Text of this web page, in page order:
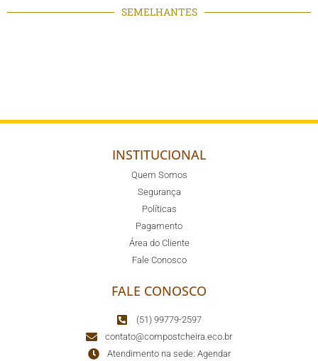
SEMELHANTES
INSTITUCIONAL
Quem Somos
Segurança
Políticas
Pagamento
Área do Cliente
Fale Conosco
FALE CONOSCO
(51) 99779-2597
contato@compostcheira.eco.br
Atendimento na sede: Agendar